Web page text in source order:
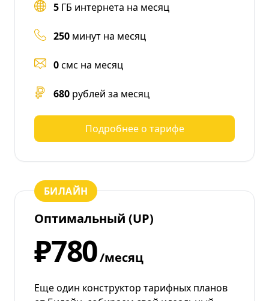
5 ГБ интернета на месяц
250 минут на месяц
0смс на месяц
680 рублей за месяц
Подробнее о тарифе
БИЛАЙН
Оптимальный (UP)
₽780/месяц
Еще один конструктор тарифных планов